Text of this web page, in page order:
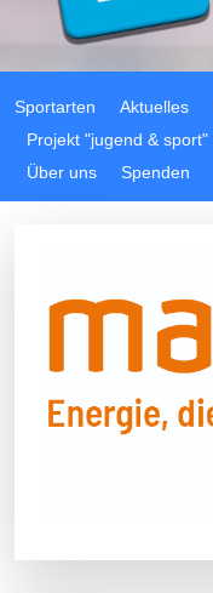
Sportarten Aktuelles
Projekt "jugend & sport"
Über uns
Spenden